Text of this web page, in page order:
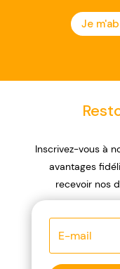
Je
Inscrivez-vous à
avantages
recevoir nos